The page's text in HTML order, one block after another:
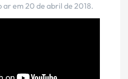
em 20 de abril de 2018.